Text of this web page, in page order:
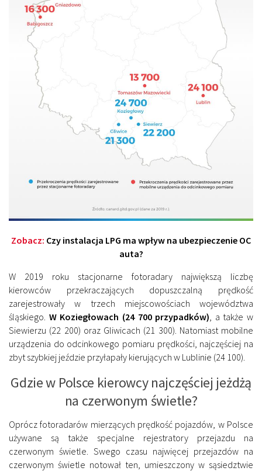
Zobacz: Czy instalacja LPG ma wpływ na ubezpieczenie OC
auta?
W 2019 roku stacjonarne fotoradary największą liczbę
kierowców przekraczających dopuszczalną prędkość
zarejestrowały w trzech miejscowościach województwa
śląskiego. W Koziegłowach (24 700 przypadków) , a także w
Siewierzu (22 200) oraz Gliwicach (21 300). Natomiast mobilne
urządzenia do odcinkowego pomiaru prędkości, najczęściej na
zbyt szybkiej jeździe przyłapały kierujących w Lublinie (24 100).
Gdzie w Polsce kierowcy najczęściej jeżdżą
na czerwonym świetle?
Oprócz fotoradarów mierzących prędkość pojazdów, w Polsce
używane są także specjalne rejestratory przejazdu na
czerwonym świetle. Swego czasu najwięcej przejazdów na
czerwonym świetle notował ten, umieszczony w sąsiedztwie